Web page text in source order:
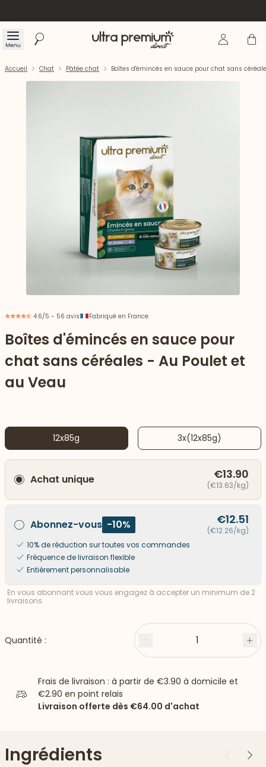
Menu Rechercher Accueil Se Panier
vers le bas
Accueil Chat Pâtée chat Boîtes d'émincés en sauce pour chat sans
4.6/5 - 56 avis Fabriqué en France
Boîtes d'émincés en sauce pour
chat sans céréales - Au Poulet et
au Veau
12x85g 3x(12x85g)
Achat unique €13.90
(€13.63/kg)
Abonnez-vous -10% €12.51
(€12.26/kg)
10% de réduction sur toutes vos commandes
Fréquence de livraison flexible
Entièrement personnalisable
En vous abonnant vous vous engagez à accepter un minimum de 2
livraisons.
Quantité : Moins 1
Frais de livraison : à partir de €3.90 à domicile et
€2.90 en point relais
Livraison offerte dès €64.00 d'achat
Ingrédients Précédent